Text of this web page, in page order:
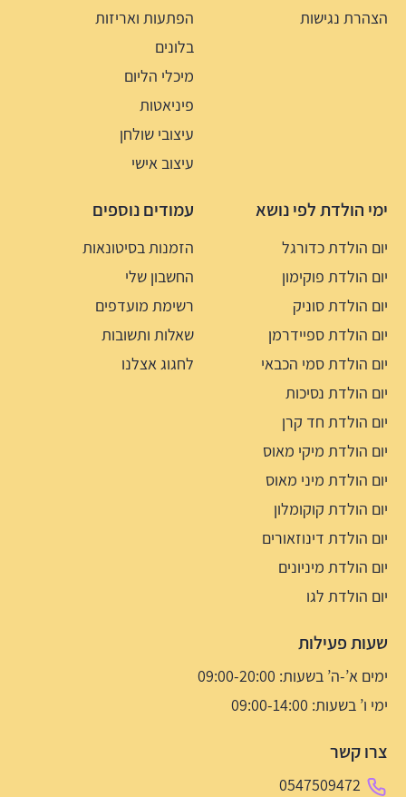
הצהרת נגישות
הפתעות ואריזות
בלונים
מיכלי הליום
פיניאטות
עיצובי שולחן
עיצוב אישי
ימי הולדת לפי נושא
יום הולדת כדורגל
יום הולדת פוקימון
יום הולדת סוניק
יום הולדת ספיידרמן
יום הולדת סמי הכבאי
יום הולדת נסיכות
יום הולדת חד קרן
יום הולדת מיקי מאוס
יום הולדת מיני מאוס
יום הולדת קוקומלון
יום הולדת דינוזאורים
יום הולדת מיניונים
יום הולדת לגו
עמודים נוספים
הזמנות בסיטונאות
החשבון שלי
רשימת מועדפים
שאלות ותשובות
לחגוג אצלנו
שעות פעילות
ימים א’-ה’ בשעות: 09:00-20:00
ימי ו’ בשעות: 09:00-14:00
צרו קשר
0547509472